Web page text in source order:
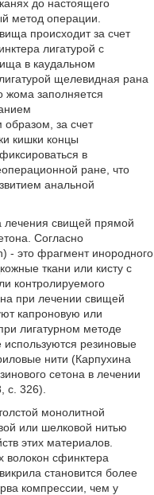
до настоящего
метод операции.
происходит за счет
лигатурой с
в каудальном
щелевидная рана
жома заполняется
образом, за счет
кишки концы
в
ране, что
анальной
лечения свищей прямой
Согласно
- это фрагмент инородного
ткани или кисту с
контролируемого
при лечении свищей
капроновую или
лигатурном методе
резиновые
нити (Карпухина
сетона в лечении
с. 326).
монолитной
или шелковой нитью
этих материалов.
сфинктера
становится более
компрессии, чем у